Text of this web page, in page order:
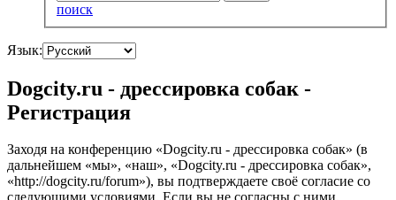
поиск
Язык:
Dogcity.ru - дрессировка собак -
Регистрация
Заходя на конференцию «Dogcity.ru - дрессировка собак» (в
дальнейшем «мы», «наш», «Dogcity.ru - дрессировка собак»,
«http://dogcity.ru/forum»), вы подтверждаете своё согласие со